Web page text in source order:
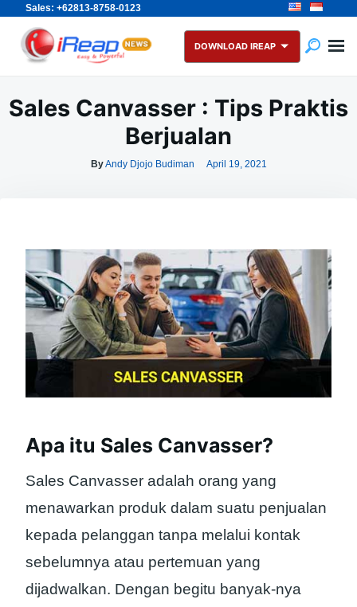
Sales: +62813-8758-0123
Skip
content
Search
for:
DOWNLOAD IREAP
Sales Canvasser : Tips Praktis
Berjualan
ByAndy Djojo Budiman April 19, 2021
Apa itu Sales Canvasser?
Sales Canvasser adalah orang yang
menawarkan produk dalam suatu penjualan
kepada pelanggan tanpa melalui kontak
sebelumnya atau pertemuan yang
dijadwalkan. Dengan begitu banyak-nya